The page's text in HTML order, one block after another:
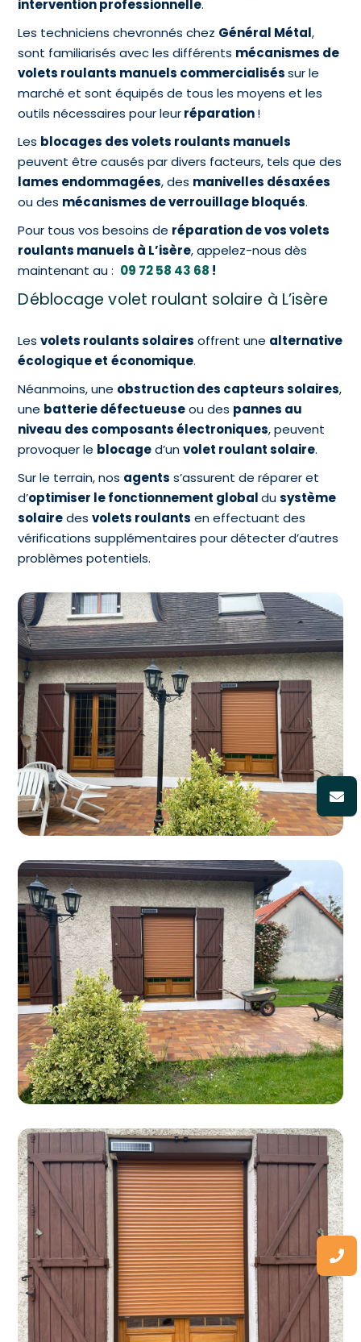
intervention professionnelle.
Les techniciens chevronnés chez Général Métal,
sont familiarisés avec les différents mécanismes de
volets roulants manuels commercialiséssur le
marché et sont équipés de tous les moyens et les
outils nécessaires pour leurréparation!
Les blocages des volets roulants manuels
peuvent être causés par divers facteurs, tels que des
lames endommagées, des manivelles désaxées
ou des mécanismes de verrouillage bloqués.
Pour tous vos besoins de réparation de vos volets
roulants manuels à L’isère, appelez-nous dès
maintenant au : 09 72 58 43 68 !
Déblocage volet roulant solaire à L’isère
Lesvolets roulants solaires offrent une alternative
écologique et économique.
Néanmoins, une obstruction des capteurs solaires,
une batterie défectueuseou des pannes au
niveau des composants électroniques, peuvent
provoquer le blocaged’unvolet roulant solaire.
Sur le terrain, nos agents s’assurent de réparer et
d’optimiser le fonctionnement globaldusystème
solairedesvolets roulants en effectuant des
vérifications supplémentaires pour détecter d’autres
problèmes potentiels.